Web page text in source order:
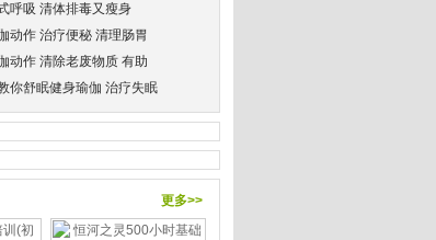
呼吸 清体排毒又瘦身
动作 治疗便秘 清理肠胃
动作 清除老废物质 有助
你舒眠健身瑜伽 治疗失眠
更多>>